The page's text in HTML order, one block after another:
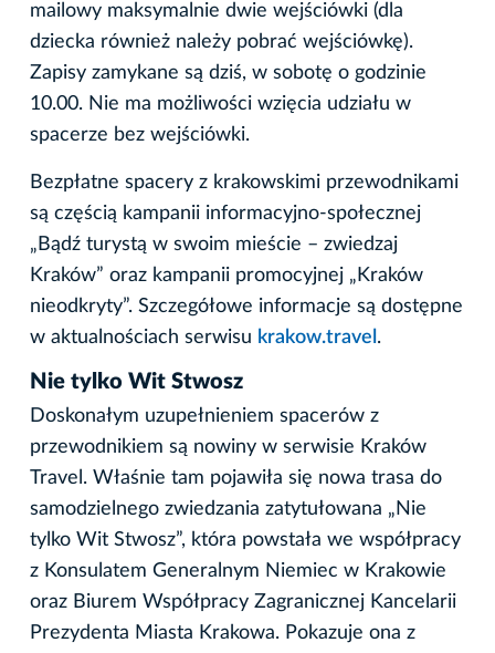
mailowy maksymalnie dwie wejściówki (dla
dziecka również należy pobrać wejściówkę).
Zapisy zamykane są dziś, w sobotę o godzinie
10.00. Nie ma możliwości wzięcia udziału w
spacerze bez wejściówki.
Bezpłatne spacery z krakowskimi przewodnikami
są częścią kampanii informacyjno-społecznej
„Bądź turystą w swoim mieście – zwiedzaj
Kraków” oraz kampanii promocyjnej „Kraków
nieodkryty”. Szczegółowe informacje są dostępne
w aktualnościach serwisu krakow.travel .
Nie tylko Wit Stwosz
Doskonałym uzupełnieniem spacerów z
przewodnikiem są nowiny w serwisie Kraków
Travel. Właśnie tam pojawiła się nowa trasa do
samodzielnego zwiedzania zatytułowana „Nie
tylko Wit Stwosz”, która powstała we współpracy
z Konsulatem Generalnym Niemiec w Krakowie
oraz Biurem Współpracy Zagranicznej Kancelarii
Prezydenta Miasta Krakowa. Pokazuje ona z